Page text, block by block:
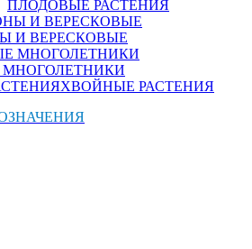
ПЛОДОВЫЕ РАСТЕНИЯ
И ВЕРЕСКОВЫЕ
МНОГОЛЕТНИКИ
ХВОЙНЫЕ РАСТЕНИЯ